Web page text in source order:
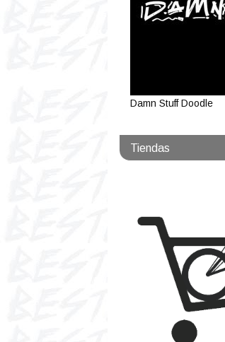
Damn Stuff Doodle
Tiendas